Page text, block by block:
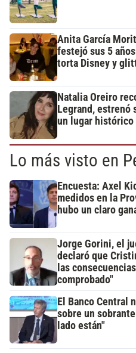
Anita García
festejó sus 5
torta Disney y
Natalia Oreiro
Legrand, estrenó
un lugar histórico
Lo más visto en
Encuesta: Axel
medidos en la
hubo un claro
Jorge Gorini, el
declaró que
las
comprobado"
El Banco Central
sobre un
lado están"